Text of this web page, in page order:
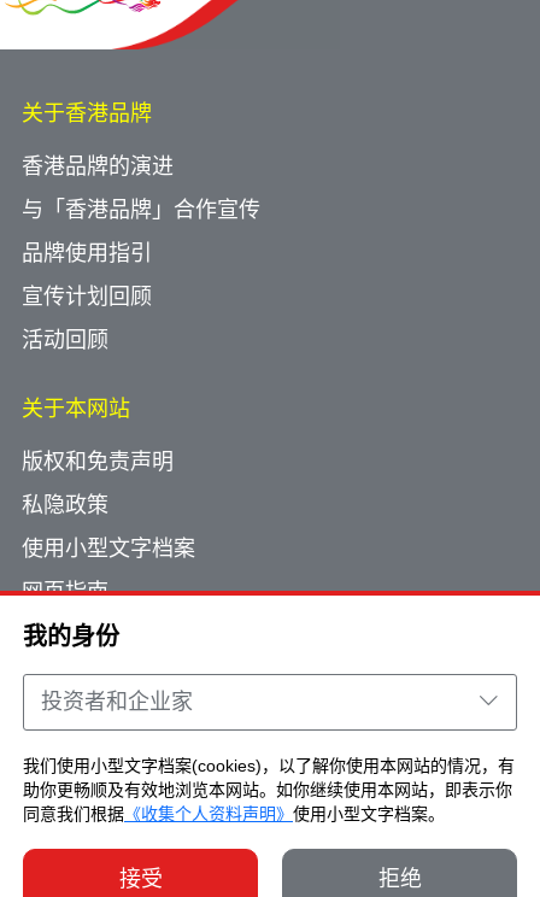
我的身份
投资者和企业家
我们使用小型文字档案(cookies)，以了解你使用本网站的情况，有
助你更畅顺及有效地浏览本网站。如你继续使用本网站，即表示你
同意我们根据 《收集个人资料声明》 使用小型文字档案。
接受 拒绝
关于香港品牌
香港品牌的演进
与「香港品牌」合作宣传
品牌使用指引
宣传计划回顾
活动回顾
关于本网站
版权和免责声明
私隐政策
使用小型文字档案
网页指南
联络我们
Copyright © Brand Hong Kong. All Rights
Reserved.
了解更多